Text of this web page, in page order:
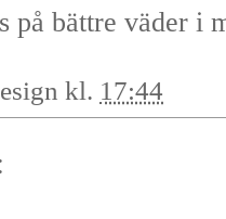
på bättre väder i
kl. 17:44